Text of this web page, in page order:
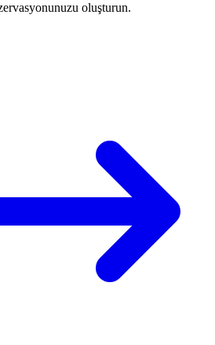
oluşturun.